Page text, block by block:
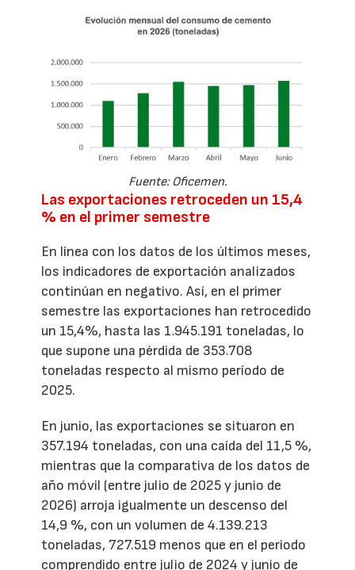
Fuente: Oficemen.
Las exportaciones retroceden un 15,4
% en el primer semestre
En línea con los datos de los últimos meses,
los indicadores de exportación analizados
continúan en negativo. Así, en el primer
semestre las exportaciones han retrocedido
un 15,4%, hasta las 1.945.191 toneladas, lo
que supone una pérdida de 353.708
toneladas respecto al mismo período de
2025.
En junio, las exportaciones se situaron en
357.194 toneladas, con una caída del 11,5 %,
mientras que la comparativa de los datos de
año móvil (entre julio de 2025 y junio de
2026) arroja igualmente un descenso del
14,9 %, con un volumen de 4.139.213
toneladas, 727.519 menos que en el periodo
comprendido entre julio de 2024 y junio de